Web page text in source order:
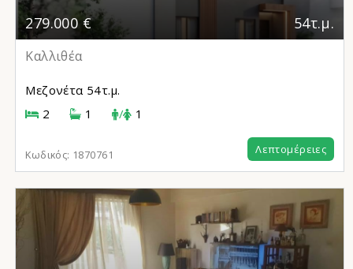
279.000 € 54τ.μ.
Καλλιθέα
Μεζονέτα 54τ.μ.
2
1 / 1
Κωδικός: 1870761 Λεπτομέρειες